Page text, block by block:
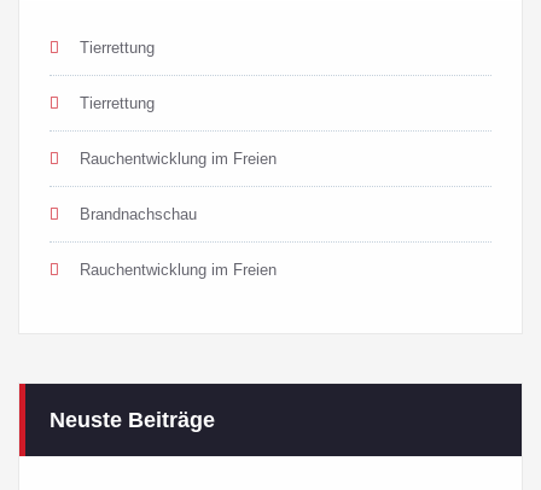
Tierrettung
Tierrettung
Rauchentwicklung im Freien
Brandnachschau
Rauchentwicklung im Freien
Neuste Beiträge